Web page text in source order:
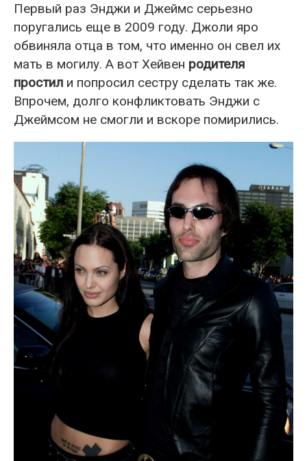
Первый раз Энджи и Джеймс серьезно
поругались еще в 2009 году. Джоли яро
обвиняла отца в том, что именно он свел их
мать в могилу. А вот Хейвен родителя
простил и попросил сестру сделать так же.
Впрочем, долго конфликтовать Энджи с
Джеймсом не смогли и вскоре помирились.